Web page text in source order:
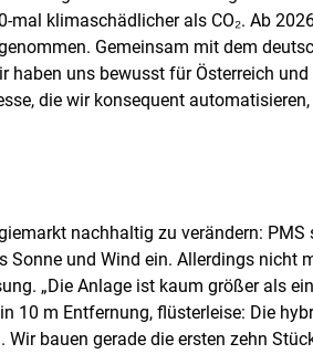
klimaschädlicher als CO₂. Ab
Gemeinsam mit dem
haben uns bewusst für Österreich
die wir konsequent
nachhaltig zu verändern:
Sonne und Wind ein. Allerdings nicht
„Die Anlage ist kaum größer als
10 m Entfernung, flüsterleise: Die
bauen gerade die ersten zehn